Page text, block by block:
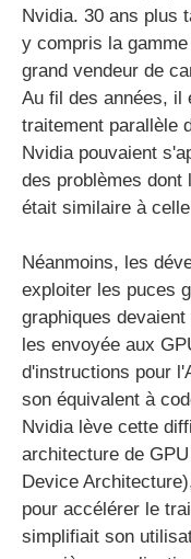
Nvidia. 30 ans plus
y compris la
grand vendeur de
Au fil des années, il
traitement parallèle
Nvidia pouvaient
des problèmes
était similaire à
Néanmoins, les
exploiter les puces
graphiques
les envoyée aux
d'instructions pour
son équivalent à
Nvidia lève cette
architecture de
Device
pour accélérer le
simplifiait son